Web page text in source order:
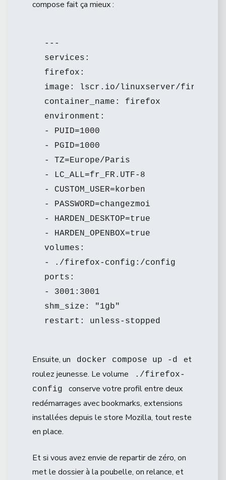
compose fait ça mieux :
---
services:
firefox:
image: lscr.io/linuxserver/
container_name: firefox
environment:
- PUID=1000
- PGID=1000
- TZ=Europe/Paris
- LC_ALL=fr_FR.UTF-8
- CUSTOM_USER=korben
- PASSWORD=changezmoi
- HARDEN_DESKTOP=true
- HARDEN_OPENBOX=true
volumes:
- ./firefox-config:/config
ports:
- 3001:3001
shm_size: "1gb"
Ensuite, un docker compose up -d
et
roulez jeunesse. Le volume
./firefox-
config
conserve votre profil entre deux
redémarrages avec bookmarks, extensions
installées depuis le store Mozilla, tout reste
en place.
Et si vous avez envie de repartir de zéro, on
met le dossier à la poubelle, on relance, et